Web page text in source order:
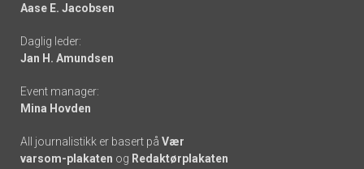
-
links
Aase E. Jacobsen
Daglig leder:
Jan H. Amundsen
Event manager:
Mina Hovden
All journalistikk er basert på Vær
varsom-plakaten og Redaktørplakaten